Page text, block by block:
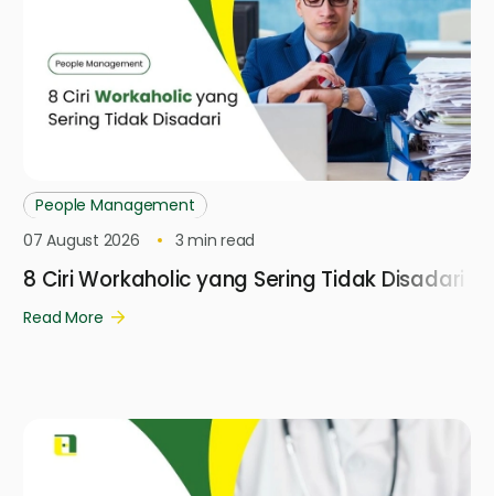
People Management
07 August 2026
3 min read
8 Ciri Workaholic yang Sering Tidak Disadari
Read More